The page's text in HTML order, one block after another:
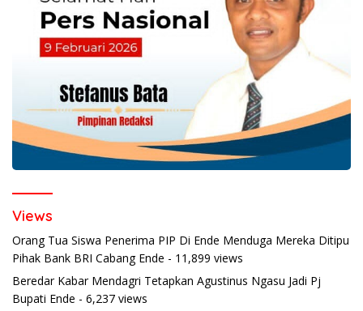
Views
Orang Tua Siswa Penerima PIP Di Ende Menduga Mereka Ditipu
Pihak Bank BRI Cabang Ende - 11,899 views
Beredar Kabar Mendagri Tetapkan Agustinus Ngasu Jadi Pj
Bupati Ende - 6,237 views